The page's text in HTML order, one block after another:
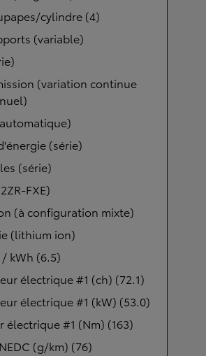
cylindre (4)
(variable)
(variation continue
(série)
(série)
FXE)
(à configuration mixte)
(lithium ion)
kWh (6.5)
électrique #1 (ch) (72.1)
électrique #1 (kW) (53.0)
électrique #1 (Nm) (163)
(g/km) (76)